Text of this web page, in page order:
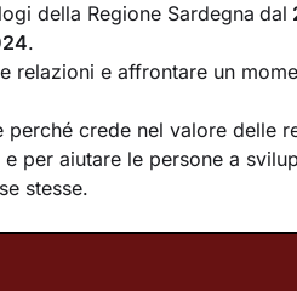
della Regione Sardegna dal
.
relazioni e affrontare un
perché crede nel valore delle
per aiutare le persone a
stesse.